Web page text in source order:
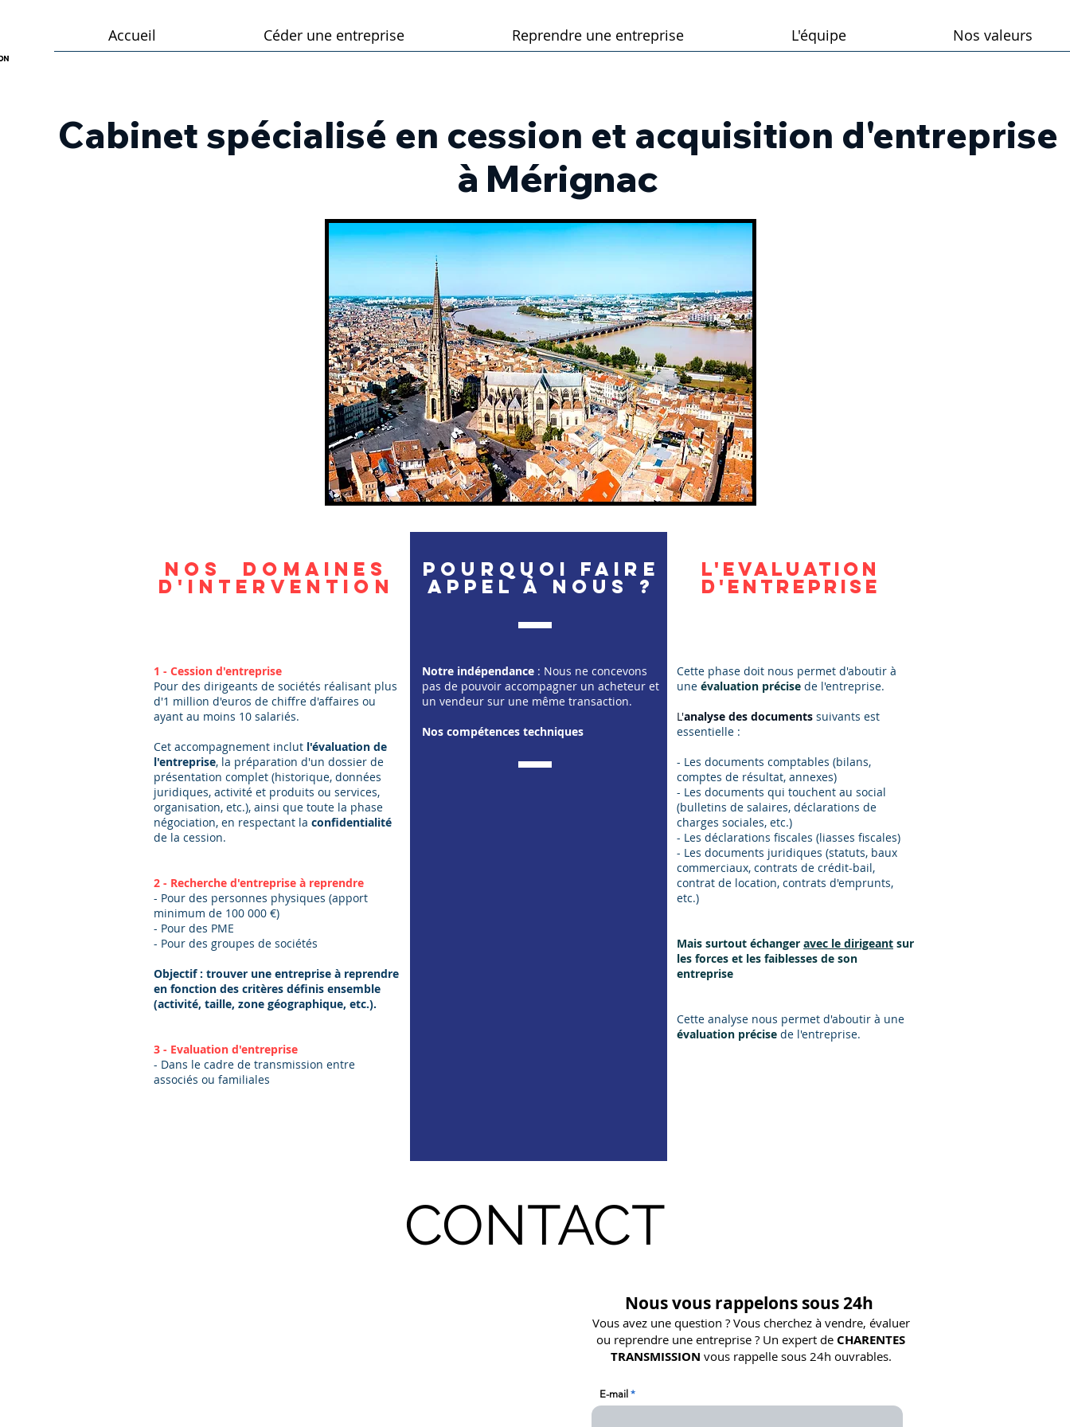
Accueil Céder une entreprise Reprendre une entreprise L'équipe Nos valeurs
Cabinet spécialisé en cession et acquisition d'entreprise
à Mérignac
Nos domaines
d'intervention
1 - Cession d'entreprise
Pour des dirigeants de sociétés réalisant plus
d'1 million d'euros de chiffre d'affaires ou
ayant au moins 10 salariés.
Cet accompagnement inclut l'évaluation de
l'entreprise, la préparation d'un dossier de
présentation complet (historique, données
juridiques, activité et produits ou services,
organisation, etc.), ainsi que toute la phase
négociation, en respectant la confidentialité
de la cession.
2 - Recherche d'entreprise à reprendre
- Pour des personnes physiques (apport
minimum de 100 000 €)
- Pour des PME
- Pour des groupes de sociétés
Objectif : trouver une entreprise à reprendre
en fonction des critères définis ensemble
(activité, taille, zone géographique, etc.).
3 - Evaluation d'entreprise
- Dans le cadre de transmission entre
associés ou familiales
Pourquoi faire
appel à nous ?
Notre indépendance : Nous ne concevons
pas de pouvoir accompagner un acheteur et
un vendeur sur une même transaction.
Nos compétences techniques
L'EVALUATION
D'ENTREPRISE
Cette phase doit nous permet d'aboutir à
une évaluation précise de l'entreprise.
L'analyse des documents suivants est
essentielle :
- Les documents comptables (bilans,
comptes de résultat, annexes)
- Les documents qui touchent au social
(bulletins de salaires, déclarations de
charges sociales, etc.)
- Les déclarations fiscales (liasses fiscales)
- Les documents juridiques (statuts, baux
commerciaux, contrats de crédit-bail,
contrat de location, contrats d'emprunts,
etc.)
Mais surtout échanger avec le dirigeant sur
les forces et les faiblesses de son
entreprise
Cette analyse nous permet d'aboutir à une
évaluation précise de l'entreprise.
CONTACT
Nous vous rappelons sous 24h
Vous avez une question ? Vous cherchez à vendre, évaluer
ou reprendre une entreprise ? Un expert de CHARENTES
TRANSMISSION vous rappelle sous 24h ouvrables.
E-mail